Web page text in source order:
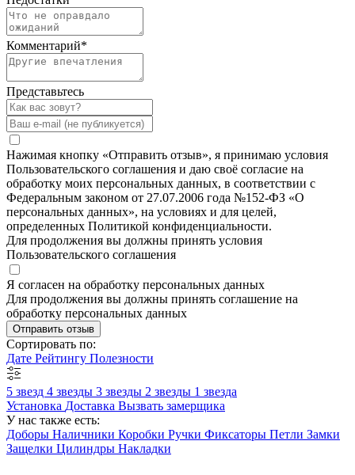
Комментарий*
Представьтесь
Нажимая кнопку «Отправить отзыв», я принимаю условия
Пользовательского соглашения и даю своё согласие на
обработку моих персональных данных, в соответствии с
Федеральным законом от 27.07.2006 года №152-ФЗ «О
персональных данных», на условиях и для целей,
определенных Политикой конфиденциальности.
Для продолжения вы должны принять условия
Пользовательского соглашения
Я согласен на обработку персональных данных
Для продолжения вы должны принять соглашение на
обработку персональных данных
Отправить отзыв
Сортировать по:
Дате Рейтингу Полезности
5 звезд 4 звезды 3 звезды 2 звезды 1 звезда
Установка Доставка Вызвать замерщика
У нас также есть:
Доборы Наличники Коробки Ручки Фиксаторы Петли Замки
Защелки Цилиндры Накладки